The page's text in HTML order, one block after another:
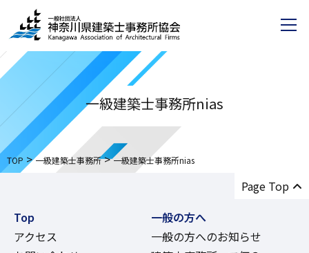
一級建築士事務所nias
TOP >一級建築士事務所>一級建築士事務所nias
Page Top
Top
アクセス
一般の方へ
一般の方へのお知らせ